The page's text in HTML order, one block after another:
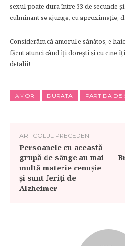
sexul poate dura între 33 de secunde
culminant se ajunge, cu aproximaţie,
Considerăm că amorul e sănătos, e
făcut atunci când îţi doreşti şi cu cine
detalii!
AMOR DURATA PARTIDA DE
ARTICOLUL PRECEDENT
Persoanele cu această
grupă de sânge au mai
multă materie cenuşie
şi sunt feriţi de
Alzheimer